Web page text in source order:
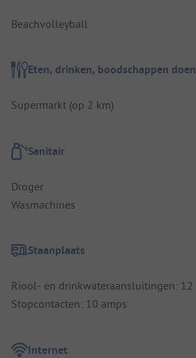
Beachvolleyball
Eten, drinken, boodschappen doen
Supermarkt (op 2 km)
Sanitair
Droger
Wasmachines
Staanplaats
Riool- en drinkwateraansluitingen: 12
Stopcontacten: 10 amps
Internet